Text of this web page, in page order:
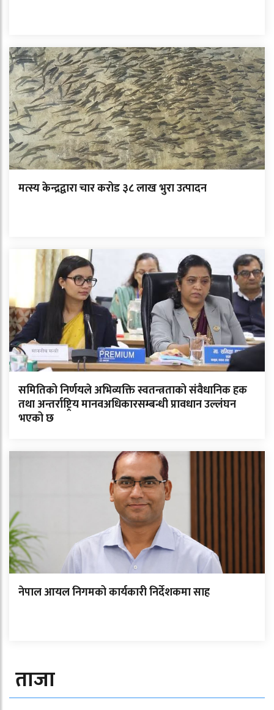
मत्स्य केन्द्रद्वारा चार करोड ३८ लाख भुरा उत्पादन
समितिको निर्णयले अभिव्यक्ति स्वतन्त्रताको संवैधानिक हक
तथा अन्तर्राष्ट्रिय मानवअधिकारसम्बन्धी प्रावधान उल्लंघन
भएको छ
नेपाल आयल निगमको कार्यकारी निर्देशकमा साह
ताजा